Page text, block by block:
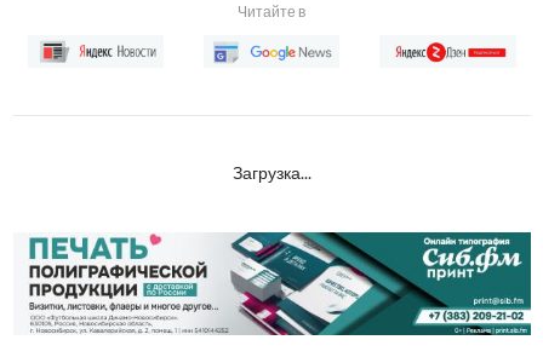
Читайте в
Загрузка...